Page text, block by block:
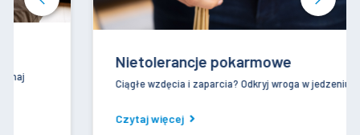
Nietolerancje pokarmowe
Ciągłe wzdęcia i zaparcia? Odkryj wroga w jedzeniu.